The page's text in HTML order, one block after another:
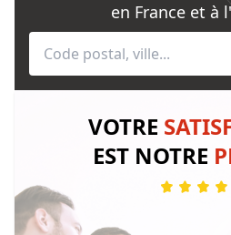
en France et à
VOTRE
EST NOTRE